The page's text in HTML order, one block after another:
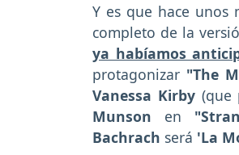
Y es que hace unos
completo de la
ya habíamos
protagonizar "The
Vanessa Kirby (que
Munson en
Bachrach será 'La